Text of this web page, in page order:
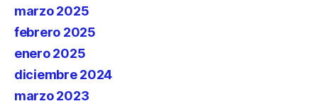
marzo 2025
febrero 2025
enero 2025
diciembre 2024
marzo 2023